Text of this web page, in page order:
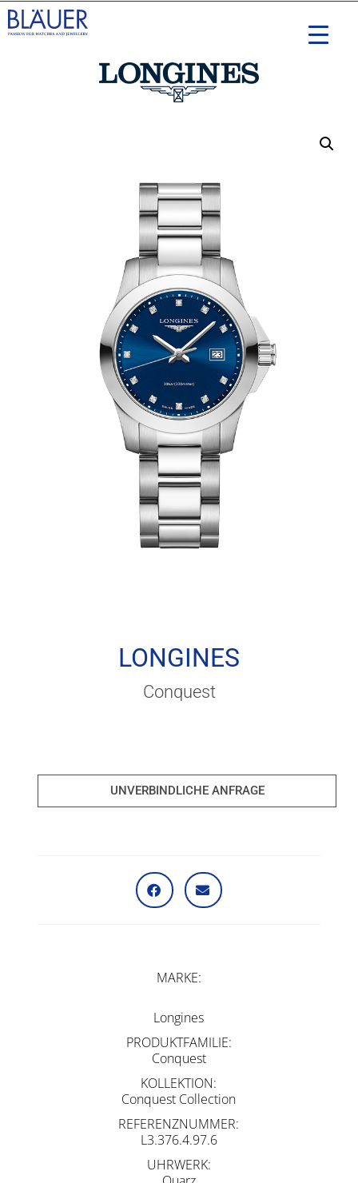
LONGINES
Conquest
UNVERBINDLICHE ANFRAGE
MARKE
Longines
PRODUKTFAMILIE
Conquest
KOLLEKTION
Conquest Collection
REFERENZNUMMER
L3.376.4.97.6
UHRWERK